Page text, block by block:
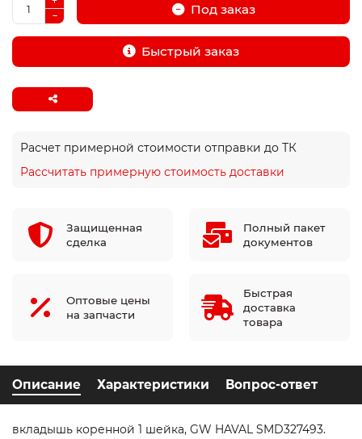
Под заказ
Быстрый заказ
Расчет примерной стоимости отправки до ТК
Рассчитать примерную стоимость доставки
Защищенная
сделка
Полный пакет
документов
Оптовые цены
на запчасти
Быстрая
доставка
товара
Описание Характеристики Вопрос-ответ
вкладышь коренной 1 шейка, GW HAVAL SMD327493.